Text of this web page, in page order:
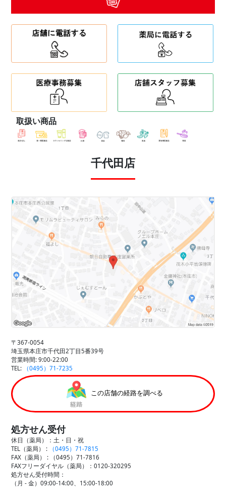
取扱い商品
千代田店
〒367-0054
埼玉県本庄市千代田2丁目5番39号
営業時間: 9:00-22:00
TEL:
（0495）71-7235
この店舗の経路を調べる
処方せん受付
休日（薬局）：土・日・祝
TEL（薬局） :
（0495）71-7815
FAX（薬局） :
（0495）71-7816
FAXフリーダイヤル（薬局）：0120-320295
処方せん受付時間：
（月 - 金）09:00-14:00、15:00-18:00